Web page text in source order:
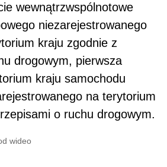
wewnątrzwspólnotowe
niezarejestrowanego
kraju zgodnie z
drogowym, pierwsza
kraju samochodu
na terytorium
o ruchu drogowym.
wideo